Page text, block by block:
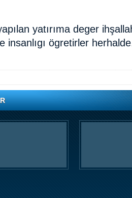
yatırıma deger
insanlıgı ögretirler